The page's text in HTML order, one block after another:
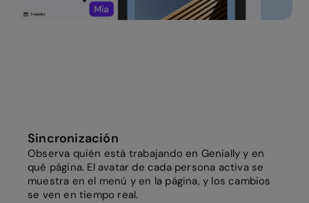
Sincronización
Observa quién está trabajando en Genially y en
qué página. El avatar de cada persona activa se
muestra en el menú y en la página, y los cambios
se ven en tiempo real.